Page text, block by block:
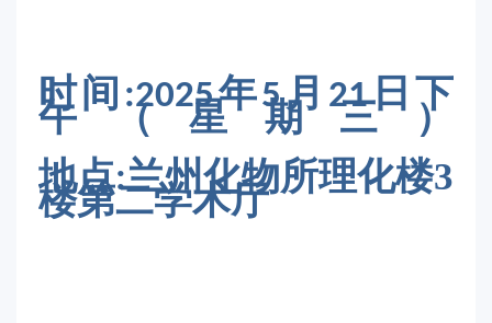
时间 :2025年5月 21日下
午（星期三 ）
地点:兰州化物所理化楼3
楼第二学术厅